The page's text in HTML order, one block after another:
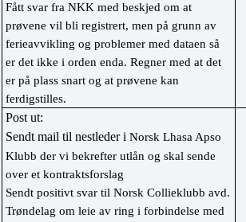
Fått svar fra NKK med beskjed om at
prøvene vil bli registrert, men på grunn av
ferieavvikling og problemer med dataen så
er det ikke i orden enda. Regner med at det
er på plass snart og at prøvene kan
ferdigstilles.
Post ut:
Sendt mail til nestleder i Norsk Lhasa Apso
Klubb der vi bekrefter utlån og skal sende
over et kontraktsforslag
Sendt positivt svar til Norsk Collieklubb avd.
Trøndelag om leie av ring i forbindelse med